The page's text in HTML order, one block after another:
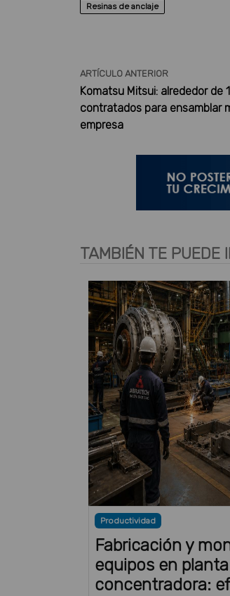
Resinas de anclaje
ARTÍCULO ANTERIOR
Komatsu Mitsui: alrededor de
contratados para ensamblar
empresa
TAMBIÉN TE PUEDE
Productividad
Fabricación y
equipos en planta
concentradora: